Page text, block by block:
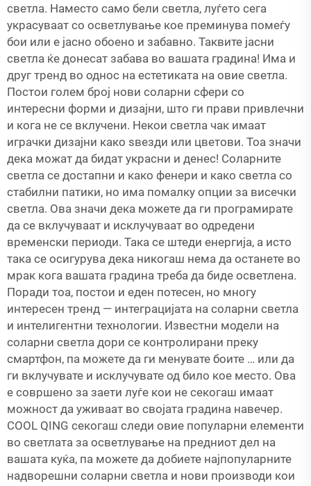
светла. Наместо само бели светла, луѓето сега
украсуваат со осветлување кое преминува помеѓу
бои или е јасно обоено и забавно. Таквите јасни
светла ќе донесат забава во вашата градина! Има и
друг тренд во однос на естетиката на овие светла.
Постои голем број нови соларни сфери со
интересни форми и дизајни, што ги прави привлечни
и кога не се вклучени. Некои светла чак имаат
играчки дизајни како ѕвезди или цветови. Тоа значи
дека можат да бидат украсни и денес! Соларните
светла се достапни и како фенери и како светла со
стабилни патики, но има помалку опции за висечки
светла. Ова значи дека можете да ги програмирате
да се вклучуваат и исклучуваат во одредени
временски периоди. Така се штеди енергија, а исто
така се осигурува дека никогаш нема да останете во
мрак кога вашата градина треба да биде осветлена.
Поради тоа, постои и еден потесен, но многу
интересен тренд — интеграцијата на соларни светла
и интелигентни технологии. Известни модели на
соларни светла дори се контролирани преку
смартфон, па можете да ги менувате боите … или да
ги вклучувате и исклучувате од било кое место. Ова
е совршено за заети луѓе кои не секогаш имаат
можност да уживаат во својата градина навечер.
COOL QING секогаш следи овие популарни елементи
во светлата за осветлување на предниот дел на
вашата куќа, па можете да добиете најпопуларните
надворешни соларни светла и нови производи кои